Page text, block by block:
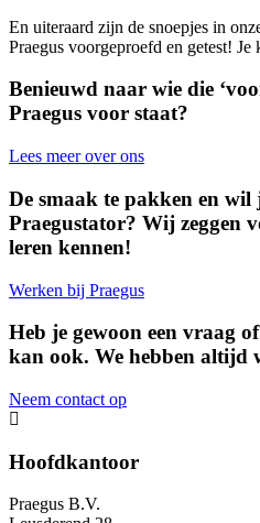
En uiteraard zijn de snoepjes in
Praegus voorgeproefd en getest!
Benieuwd naar wie die
Praegus voor staat?
Lees meer over ons
De smaak te pakken en
Praegustator? Wij zeggen
leren kennen!
Werken bij Praegus
Heb je gewoon een vraag
kan ook. We hebben altijd
Neem contact op
Hoofdkantoor
Praegus B.V.